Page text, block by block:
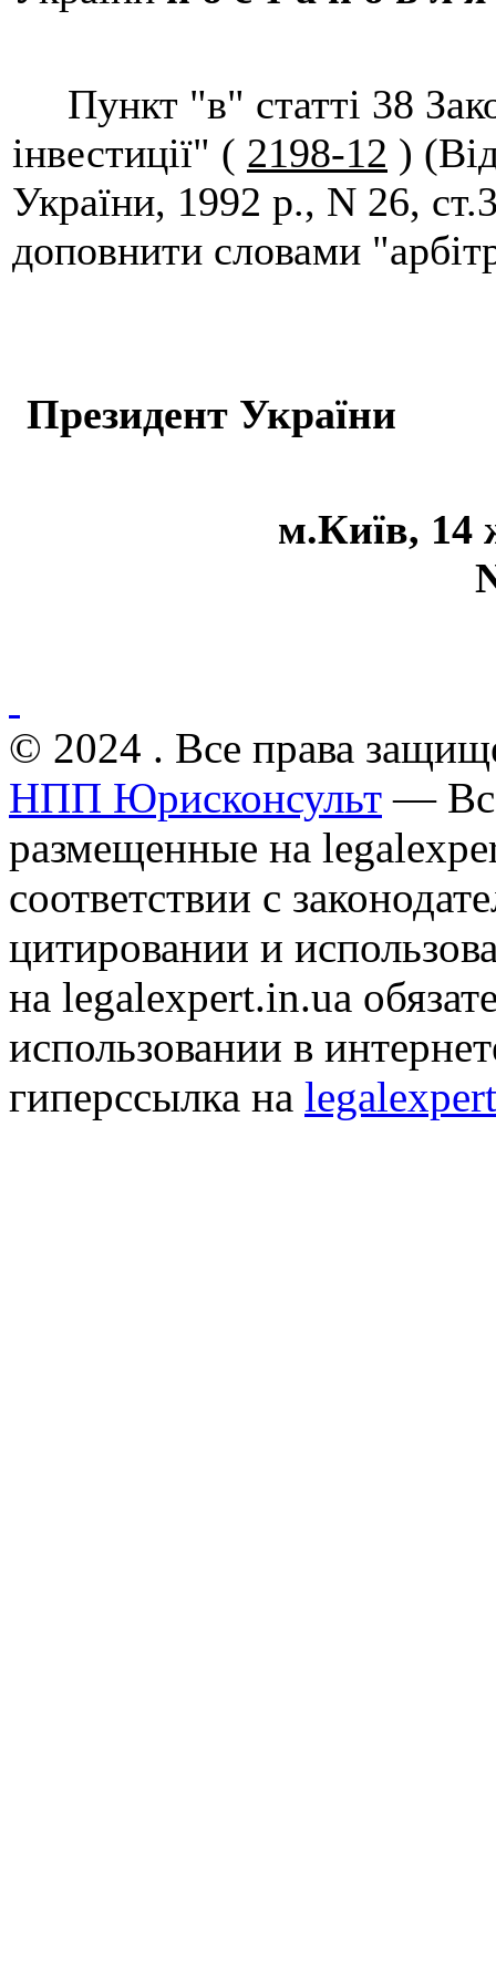
Пункт "в" статті 38
інвестиції" ( 2198-12 )
України, 1992 р., N 26,
доповнити словами
Президент
м.Київ, 14
N
© 2024 . Все права
НПП Юрисконсульт —
размещенные на
соответствии с
цитировании и
на legalexpert.in.ua
использовании в
гиперссылка на